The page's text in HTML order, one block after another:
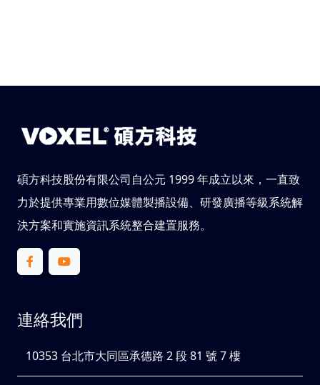
碩方科技股份有限公司自公元 1999 年成立以來，一直致
力於提供專業用數位媒體製播設備、研發廣播等級系統解
決方案和實施資訊系統整合建置服務。
連絡我們
10353 台北市大同區承德路 2 段 81 號 7 樓